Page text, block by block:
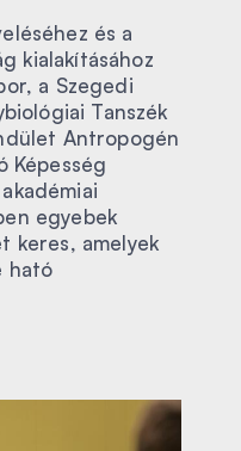
és a
kialakításához
a Szegedi
Tanszék
Antropogén
Képesség
egyebek
keres, amelyek
ható